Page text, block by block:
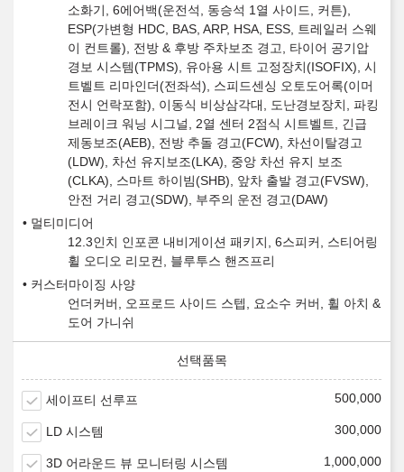
소화기, 6에어백(운전석, 동승석 1열 사이드, 커튼),
ESP(가변형 HDC, BAS, ARP, HSA, ESS, 트레일러 스웨
이 컨트롤), 전방 & 후방 주차보조 경고, 타이어 공기압
경보 시스템(TPMS), 유아용 시트 고정장치(ISOFIX), 시
트벨트 리마인더(전좌석), 스피드센싱 오토도어록(이머
전시 언락포함), 이동식 비상삼각대, 도난경보장치, 파킹
브레이크 워닝 시그널, 2열 센터 2점식 시트벨트, 긴급
제동보조(AEB), 전방 추돌 경고(FCW), 차선이탈경고
(LDW), 차선 유지보조(LKA), 중앙 차선 유지 보조
(CLKA), 스마트 하이빔(SHB), 앞차 출발 경고(FVSW),
안전 거리 경고(SDW), 부주의 운전 경고(DAW)
멀티미디어
12.3인치 인포콘 내비게이션 패키지, 6스피커, 스티어링
휠 오디오 리모컨, 블루투스 핸즈프리
커스터마이징 사양
언더커버, 오프로드 사이드 스텝, 요소수 커버, 휠 아치 &
도어 가니쉬
세이프티 선루프 500,000
LD 시스템 300,000
3D 어라운드 뷰 모니터링 시스템 1,000,000